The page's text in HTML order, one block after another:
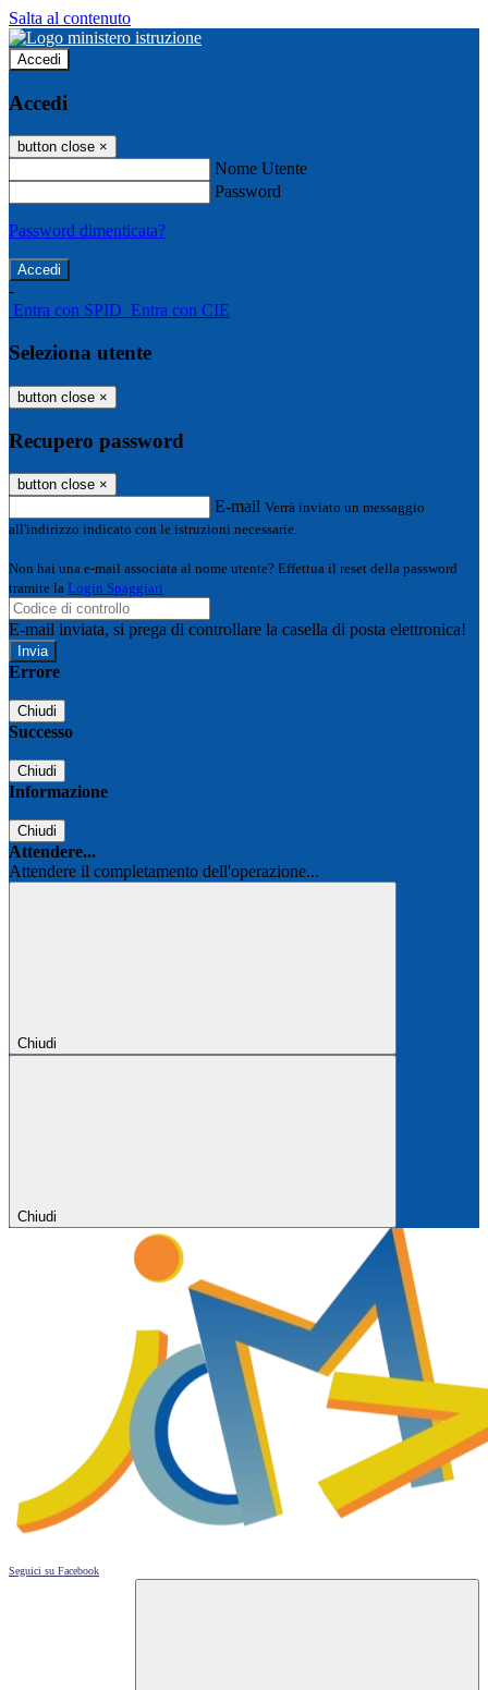
Salta al contenuto
Accedi
Accedi
button close ×
Nome Utente
Password
Password dimenticata?
-
Entra con SPID Entra con CIE
Seleziona utente
button close ×
Recupero password
button close ×
E-mail Verrà inviato un messaggio
all'indirizzo indicato con le istruzioni necessarie.
Non hai una e-mail associata al nome utente? Effettua il reset della password
tramite la Login Spaggiari
E-mail inviata, si prega di controllare la casella di posta elettronica!
Errore
Chiudi
Successo
Chiudi
Informazione
Chiudi
Attendere...
Attendere il completamento dell'operazione...
Chiudi
Chiudi
Seguici su Facebook